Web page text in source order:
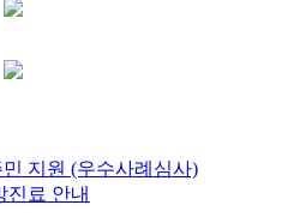
지원 (우수사례심사)
진료 안내